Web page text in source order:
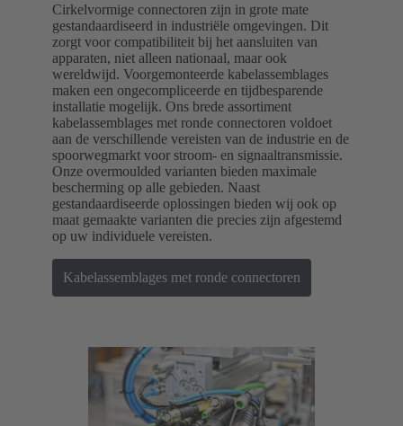
Cirkelvormige connectoren zijn in grote mate
gestandaardiseerd in industriële omgevingen. Dit
zorgt voor compatibiliteit bij het aansluiten van
apparaten, niet alleen nationaal, maar ook
wereldwijd. Voorgemonteerde kabelassemblages
maken een ongecompliceerde en tijdbesparende
installatie mogelijk. Ons brede assortiment
kabelassemblages met ronde connectoren voldoet
aan de verschillende vereisten van de industrie en de
spoorwegmarkt voor stroom- en signaaltransmissie.
Onze overmoulded varianten bieden maximale
bescherming op alle gebieden. Naast
gestandaardiseerde oplossingen bieden wij ook op
maat gemaakte varianten die precies zijn afgestemd
op uw individuele vereisten.
Kabelassemblages met ronde connectoren